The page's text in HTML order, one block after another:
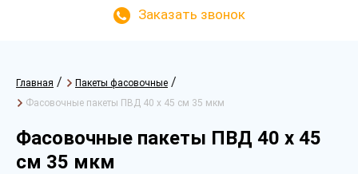
Заказать звонок
Главная / Пакеты фасовочные /
Фасовочные пакеты ПВД 40 х 45 см 35 мкм
Фасовочные пакеты ПВД 40 х 45
см 35 мкм